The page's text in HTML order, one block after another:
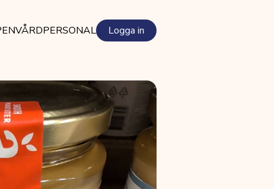
VÅRDPERSONAL Logga in